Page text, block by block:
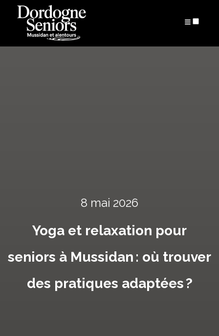
8 mai 2026
Yoga et relaxation pour
seniors à Mussidan : où trouver
des pratiques adaptées ?